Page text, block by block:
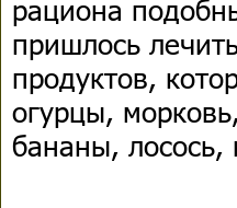
рациона
пришлось
продуктов,
огурцы,
бананы, лосось,